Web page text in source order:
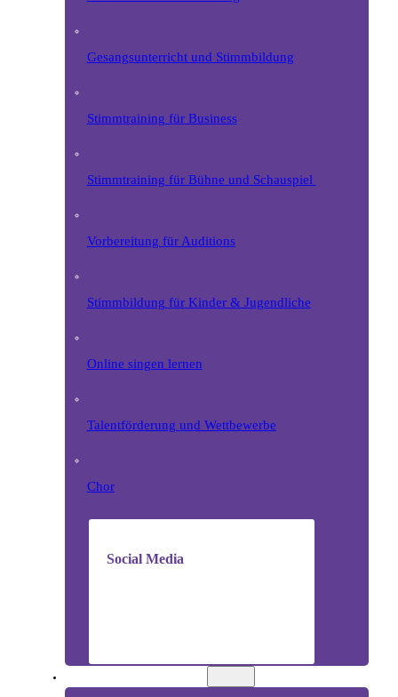
Gesangsunterricht und Stimmbildung
Stimmtraining für Business
Stimmtraining für Bühne und Schauspiel
Vorbereitung für Auditions
Stimmbildung für Kinder & Jugendliche
Online singen lernen
Talentförderung und Wettbewerbe
Chor
Social Media